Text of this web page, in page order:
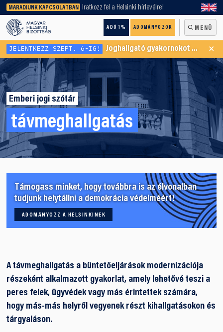
MARADJUNK KAPCSOLATBAN Iratkozz fel a Helsinki hírlevélre!
ADÓ 1% ADOMÁNYOZOK MENÜ
keresőnket!
JELENTKEZZ SZEPT. 6-IG! Joghallgató gyakornokot keresünk Menekültügyi Programunkba ×
Emberi jogi szótár
távmeghallgatás
Támogass minket, hogy továbbra is az élvonalban
tudjunk helytállni a demokrácia védelméért!
ADOMÁNYOZZ A HELSINKINEK
A távmeghallgatás a büntetőeljárások modernizációja
részeként alkalmazott gyakorlat, amely lehetővé teszi a
peres felek, ügyvédek vagy más érintettek számára,
hogy más-más helyről vegyenek részt kihallgatásokon és
tárgyaláson.